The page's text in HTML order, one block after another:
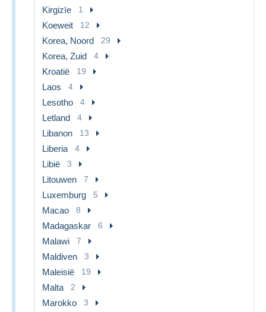
Kirgizïe 1
Koeweit 12
Korea, Noord 29
Korea, Zuid 4
Kroatië 19
Laos 4
Lesotho 4
Letland 4
Libanon 13
Liberia 4
Libië 3
Litouwen 7
Luxemburg 5
Macao 8
Madagaskar 6
Malawi 7
Maldiven 3
Maleisië 19
Malta 2
Marokko 3